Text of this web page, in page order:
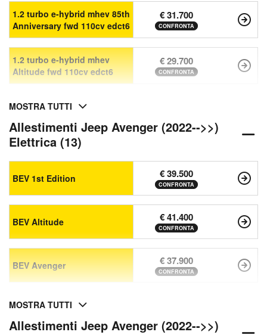
1.2 turbo e-hybrid mhev 85th
Anniversary fwd 110cv edct6
€ 31.700
CONFRONTA
1.2 turbo e-hybrid mhev
Altitude fwd 110cv edct6
€ 29.700
CONFRONTA
MOSTRA TUTTI
Allestimenti Jeep Avenger (2022-->>)
Elettrica (13)
BEV 1st Edition € 39.500
CONFRONTA
BEV Altitude € 41.400
CONFRONTA
BEV Avenger € 37.900
CONFRONTA
MOSTRA TUTTI
Allestimenti Jeep Avenger (2022-->>)